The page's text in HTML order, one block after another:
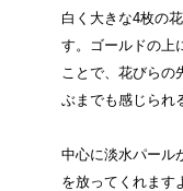
白く大きな4枚の
す。ゴールドの上
ことで、花びらの
ぶまでも感じられ
中心に淡水パール
を放ってくれます